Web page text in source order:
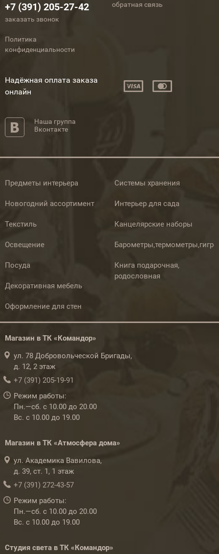
+7 (391) 205-27-42
заказать звонок
обратная связь
Политика
конфиденциальности
Надёжная оплата заказа
онлайн
Наша группа
Вконтакте
Предметы интерьера
Новогодний ассортимент
Текстиль
Освещение
Посуда
Декоративная мебель
Оформление для стен
Системы хранения
Интерьер для сада
Канцелярские наборы
Книга подарочная,
родословная
Магазин в ТК «Командор»
ул. 78 Добровольческой Бригады,
д. 12, 2 этаж
+7 (391) 205-19-91
Режим работы:
Пн.—сб. с 10.00 до 20.00
Вс. с 10.00 до 19.00
Магазин в ТК «Атмосфера дома»
ул. Академика Вавилова,
д. 39, ст. 1, 1 этаж
+7 (391) 272-43-57
Режим работы:
Пн.—сб. с 10.00 до 20.00
Вс. с 10.00 до 19.00
Студия света в ТК «Командор»